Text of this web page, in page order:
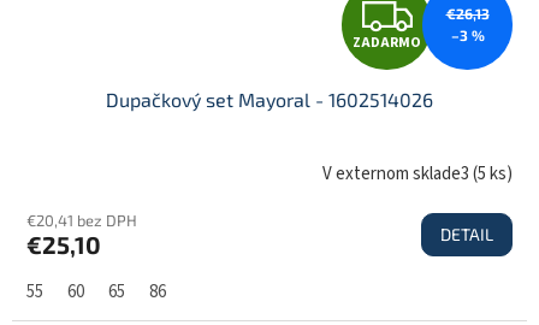
Z
A
D
A
ZADARMO
€26,13
–3 %
Dupačkový set Mayoral - 1602514026
V externom sklade3(5 ks)
€20,41 bez DPH
€25,10 DETAIL
55 60 65 86